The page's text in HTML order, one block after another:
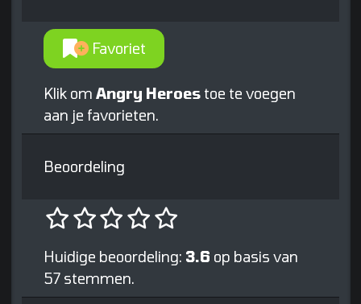
Favoriet
Klik om Angry Heroes toe te voegen
aan je favorieten.
Beoordeling
Huidige beoordeling: 3.6 op basis van
57 stemmen.